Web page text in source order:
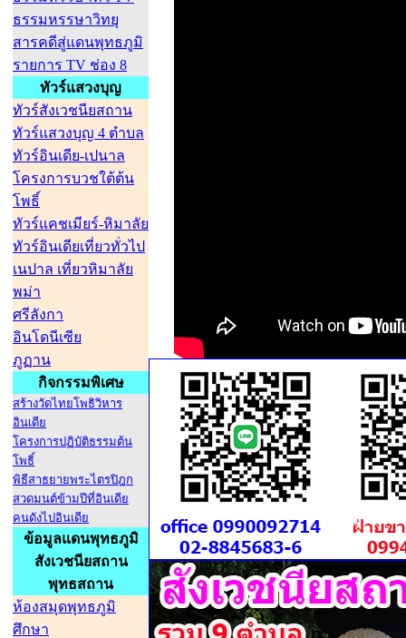
ธรรมหรรษาวิทยุ
สารคดีสู่แดนพุทธภูมิ
รายการ TV ช่อง 8
ทัวร์แสวงบุญ
ทัวร์สังเวชนียสถาน
ทัวร์แสวงบุญ 4 ตำบล
ทัวร์อินเดีย-เปนาล
โครงการบวชใต้ต้น
โพธิ์
ทัวร์แคชเมียร์-หิมาลัย
ทัวร์อินเดียเที่ยวทั่วไป
เนปาล เที่ยวหิมาลัย
พม่า
ศรีลังกา
อินโดนีเซีย
ภูฏาน
กิจกรรมพิเศษ
สร้างวัดไทยโพธิวิหาร
อินเดีย
โครงการปฏิบัติธรรมต้น
โพธิ์
พิธีสาธยายพระไตรปิฎก
สวดมนต์ข้ามปีที่อินเดีย
คนดังไปอินเดีย
ข้อมูลแดนพุทธภูมิ
สังเวชนียสถาน
พุทธสถาน
ห้องสมุดพุทธภูมิ
ศึกษา